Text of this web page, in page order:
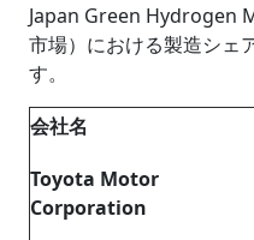
Japan Green Hydrogen
市場）における製造シェ
す。
会社名
Toyota Motor
Corporation